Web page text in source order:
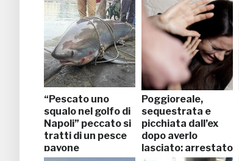
“Pescato uno
squalo nel golfo di
Napoli” peccato si
tratti di un pesce
pavone
Poggioreale,
sequestrata e
picchiata dall’ex
dopo averlo
lasciato: arrestato